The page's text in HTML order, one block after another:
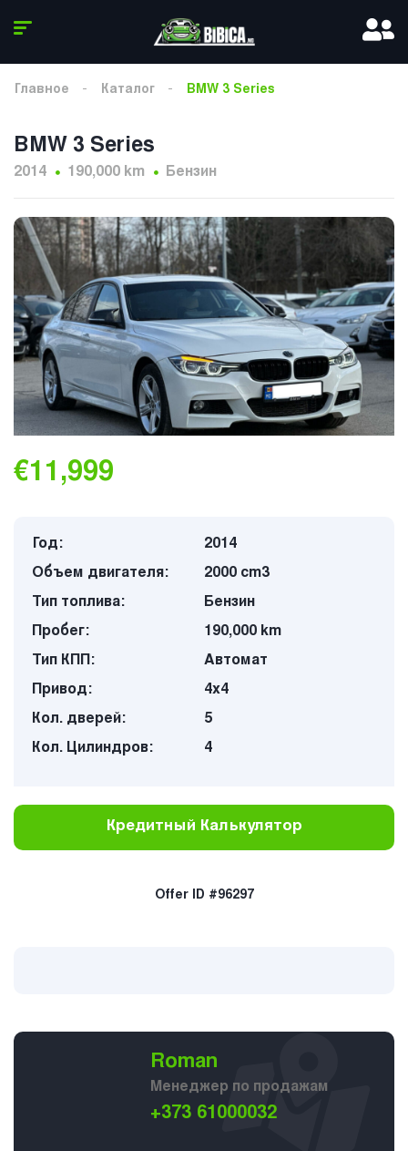
Главное Каталог BMW 3 Series
BMW 3 Series
2014 190,000 km Бензин
€11,999
Год:
2014
Объем двигателя:
2000 cm3
Тип топлива:
Бензин
Пробег:
190,000 km
Тип КПП:
Автомат
Привод:
4х4
Кол. дверей:
5
Кол. Цилиндров:
4
Кредитный Калькулятор
Offer ID #96297
Roman
Менеджер по продажам
+373 61000032